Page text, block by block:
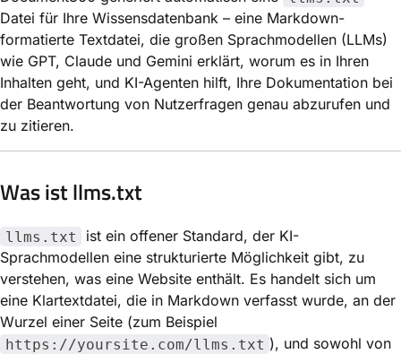
Datei für Ihre Wissensdatenbank – eine Markdown-
formatierte Textdatei, die großen Sprachmodellen (LLMs)
wie GPT, Claude und Gemini erklärt, worum es in Ihren
Inhalten geht, und KI-Agenten hilft, Ihre Dokumentation bei
der Beantwortung von Nutzerfragen genau abzurufen und
zu zitieren.
Was ist llms.txt
llms.txt
ist ein offener Standard, der KI-
Sprachmodellen eine strukturierte Möglichkeit gibt, zu
verstehen, was eine Website enthält. Es handelt sich um
eine Klartextdatei, die in Markdown verfasst wurde, an der
Wurzel einer Seite (zum Beispiel
https://yoursite.com/llms.txt ), und sowohl von